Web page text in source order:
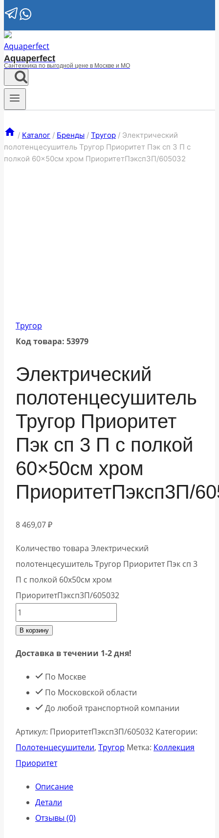
Aquaperfect
Сантехника по выгодной цене в Москве и МО
/ Каталог / Бренды / Тругор / Электрический
полотенцесушитель Тругор Приоритет Пэк сп 3 П с
полкой 60×50см хром ПриоритетПэксп3П/605032
Тругор
Код товара: 53979
Электрический
полотенцесушитель
Тругор Приоритет
Пэк сп 3 П с полкой
60×50см хром
ПриоритетПэксп3П/
8 469,07₽
Количество товара Электрический
полотенцесушитель Тругор Приоритет Пэк сп 3
П с полкой 60x50см хром
ПриоритетПэксп3П/605032
В корзину
Доставка в течении 1-2 дня!
По Москве
По Московской области
До любой транспортной компании
Артикул: ПриоритетПэксп3П/605032 Категории:
Полотенцесушители, Тругор Метка: Коллекция
Приоритет
Описание
Детали
Отзывы (0)